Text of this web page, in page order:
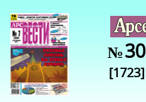
№30
[1723]